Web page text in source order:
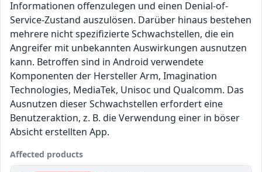
Informationen offenzulegen und einen Denial-of-
Service-Zustand auszulösen. Darüber hinaus bestehen
mehrere nicht spezifizierte Schwachstellen, die ein
Angreifer mit unbekannten Auswirkungen ausnutzen
kann. Betroffen sind in Android verwendete
Komponenten der Hersteller Arm, Imagination
Technologies, MediaTek, Unisoc und Qualcomm. Das
Ausnutzen dieser Schwachstellen erfordert eine
Benutzeraktion, z. B. die Verwendung einer in böser
Absicht erstellten App.
Affected products